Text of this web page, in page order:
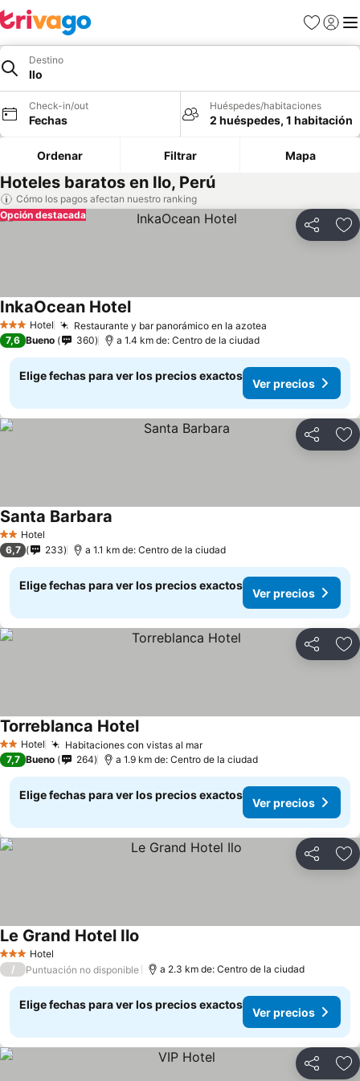
Favoritos
Iniciar
Destino
Ilo
Check-in/out
Fechas
Huéspedes/habitaciones
2 huéspedes, 1 habitación
Ordenar Filtrar Mapa
Hoteles baratos en Ilo, Perú
Cómo los pagos afectan nuestro ranking
Compartir
Opción destacada
3 Estrellas
Hotel Restaurante y bar panorámico en la azotea
InkaOcean Hotel
7,6 Bueno 360 a 1.4 km de: Centro de la ciudad
Elige fechas para ver los precios exactos
Ver precios
Compartir
2 Estrellas
Hotel
Santa Barbara
6,7 233 a 1.1 km de: Centro de la ciudad
Elige fechas para ver los precios exactos
Ver precios
Compartir
2 Estrellas
Hotel Habitaciones con vistas al mar
Torreblanca Hotel
7,7 Bueno 264 a 1.9 km de: Centro de la ciudad
Elige fechas para ver los precios exactos
Ver precios
Compartir
3 Estrellas
Hotel
Le Grand Hotel Ilo
/ Puntuación no disponible a 2.3 km de: Centro de la ciudad
Elige fechas para ver los precios exactos
Ver precios
Compartir